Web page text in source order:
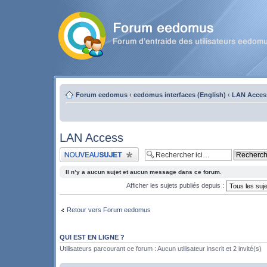
Forum eedomus ‹ eedomus interfaces (English) ‹ LAN
LAN Access
Publier un nouveau sujet
Il n’y a aucun sujet et aucun message dans ce forum.
Afficher les sujets publiés depuis :
Retour vers Forum eedomus
QUI EST EN LIGNE ?
Utilisateurs parcourant ce forum : Aucun utilisateur inscrit et 2 invité(s)